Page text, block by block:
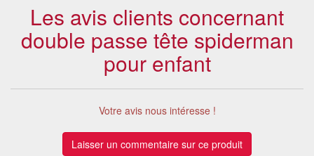
Les avis clients concernant
double passe tête spiderman
pour enfant
Votre avis nous intéresse !
Laisser un commentaire sur ce produit